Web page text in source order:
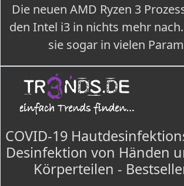
Die neuen AMD Ryzen 3
den Intel i3 in nichts mehr
sie sogar in vielen
COVID-19
Desinfektion von Händen
Körperteilen -